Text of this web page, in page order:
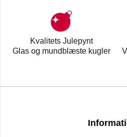
Kvalitets Julepynt
Glas og mundblæste kugler